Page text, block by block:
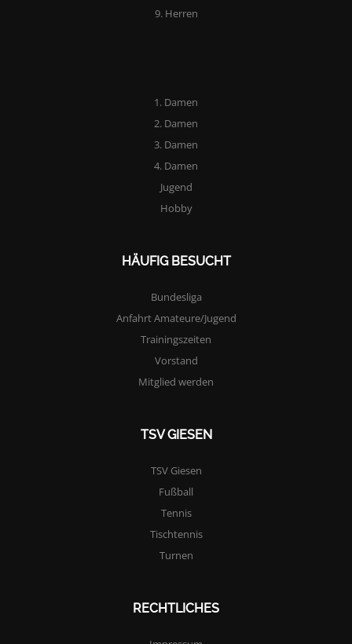
9. Herren
1. Damen
2. Damen
3. Damen
4. Damen
Jugend
Hobby
HÄUFIG BESUCHT
Bundesliga
Anfahrt Amateure/Jugend
Trainingszeiten
Vorstand
Mitglied werden
TSV GIESEN
TSV Giesen
Fußball
Tennis
Tischtennis
Turnen
RECHTLICHES